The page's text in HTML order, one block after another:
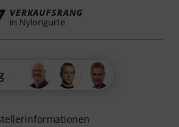
VERKAUFSRANG
in Nylongurte